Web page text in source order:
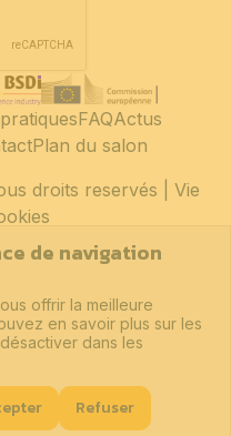
droits reservés | Vie
FAQActus
Plan du salon
de navigation
offrir la meilleure
en savoir plus sur les
dans les
Refuser